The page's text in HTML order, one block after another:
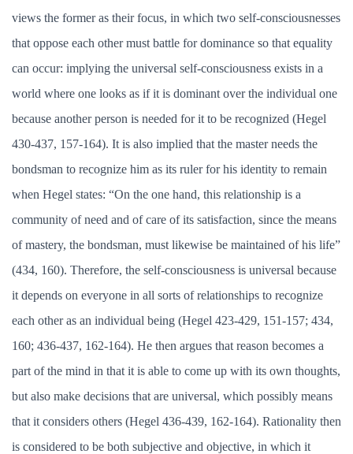
views the former as their focus, in which two self-consciousnesses
that oppose each other must battle for dominance so that equality
can occur: implying the universal self-consciousness exists in a
world where one looks as if it is dominant over the individual one
because another person is needed for it to be recognized (Hegel
430-437, 157-164). It is also implied that the master needs the
bondsman to recognize him as its ruler for his identity to remain
when Hegel states: “On the one hand, this relationship is a
community of need and of care of its satisfaction, since the means
of mastery, the bondsman, must likewise be maintained of his life”
(434, 160). Therefore, the self-consciousness is universal because
it depends on everyone in all sorts of relationships to recognize
each other as an individual being (Hegel 423-429, 151-157; 434,
160; 436-437, 162-164). He then argues that reason becomes a
part of the mind in that it is able to come up with its own thoughts,
but also make decisions that are universal, which possibly means
that it considers others (Hegel 436-439, 162-164). Rationality then
is considered to be both subjective and objective, in which it